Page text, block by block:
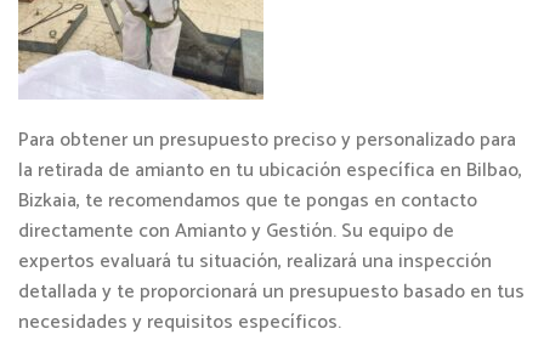
Para obtener un presupuesto preciso y personalizado para
la retirada de amianto en tu ubicación específica en Bilbao,
Bizkaia, te recomendamos que te pongas en contacto
directamente con Amianto y Gestión. Su equipo de
expertos evaluará tu situación, realizará una inspección
detallada y te proporcionará un presupuesto basado en tus
necesidades y requisitos específicos.